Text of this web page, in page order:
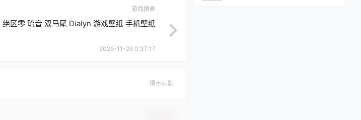
游戏插画
绝区零 琉音 双马尾 Dialyn 游戏壁纸 手机壁纸
2025-11-26 0:37:17
提示标题